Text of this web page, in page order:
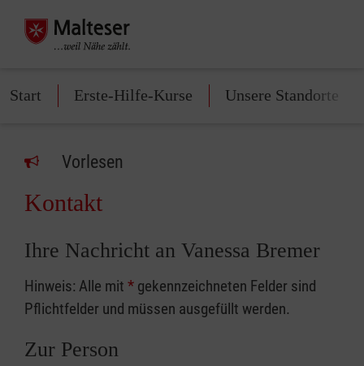
Start Erste-Hilfe-Kurse Unsere Standorte
Vorlesen
Kontakt
Ihre Nachricht an Vanessa Bremer
Hinweis: Alle mit * gekennzeichneten Felder sind
Pflichtfelder und müssen ausgefüllt werden.
Zur Person